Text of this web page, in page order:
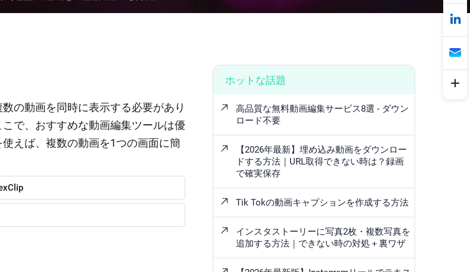
の動画を同時に表示する必要があり
で、おすすめな動画編集ツールは優
えば、複数の動画を1つの画面に簡
ホットな話題
高品質な無料動画編集サービス8選 - ダウン
ロード不要
【2026年最新】埋め込み動画をダウンロー
ドする方法｜URL取得できない時は？録画
で確実保存
Tik Tokの動画キャプションを作成する方法
インスタストーリーに写真2枚・複数写真を
追加する方法｜できない時の対処＋裏ワザ